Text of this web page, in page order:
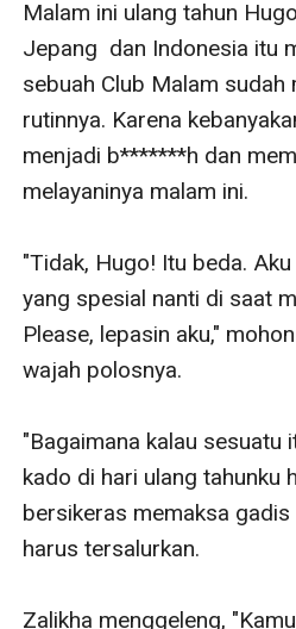
Malam ini ulang tahun
Jepang  dan Indonesia itu
sebuah Club Malam sudah
rutinnya. Karena
menjadi b*******h dan
melayaninya malam ini.
"Tidak, Hugo! Itu beda.
yang spesial nanti di saat
Please, lepasin aku,"
wajah polosnya.
"Bagaimana kalau sesuatu
kado di hari ulang tahunku
bersikeras memaksa
harus tersalurkan.
Zalikha menggeleng,